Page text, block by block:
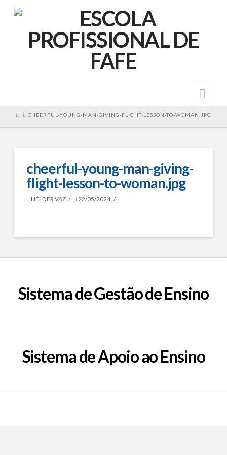
HOMECHEERFUL-YOUNG-MAN-GIVING-FLIGHT-LESSON-TO-WOMAN.JPG
cheerful-young-man-giving-
flight-lesson-to-woman.jpg
HÉLDER VAZ 22/05/2024
Sistema de Gestão de Ensino
Sistema de Apoio ao Ensino